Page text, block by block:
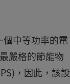
個中等功率的電
嚴格的節能物
，因此，該設